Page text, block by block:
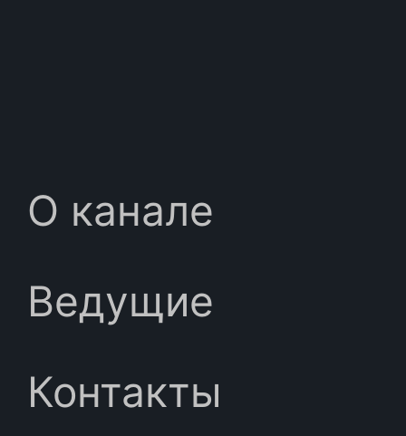
О канале
Ведущие
Контакты